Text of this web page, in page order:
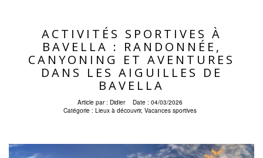
ACTIVITÉS SPORTIVES À
BAVELLA : RANDONNÉE,
CANYONING ET AVENTURES
DANS LES AIGUILLES DE
BAVELLA
Article par : Didier Date : 04/03/2026
Catégorie : Lieux à découvrir, Vacances sportives